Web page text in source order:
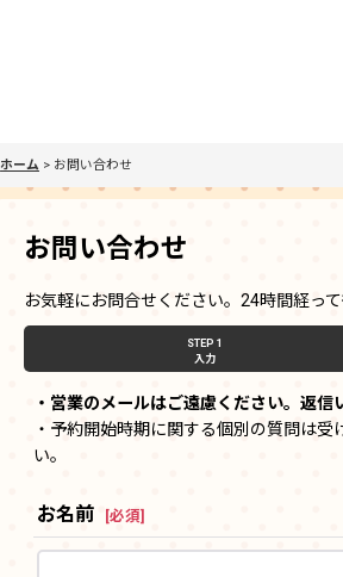
ホーム > お問い合わせ
お問い合わせ
お気軽にお問合せください。24時間経っ
STEP 1
入力
・営業のメールはご遠慮ください。返信
・予約開始時期に関する個別の質問は
い。
お名前 [必須]